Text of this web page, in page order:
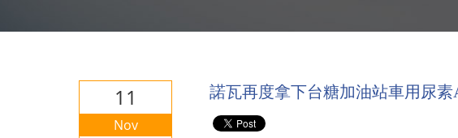
11
Nov
諾瓦再度拿下台糖加油站車用尿